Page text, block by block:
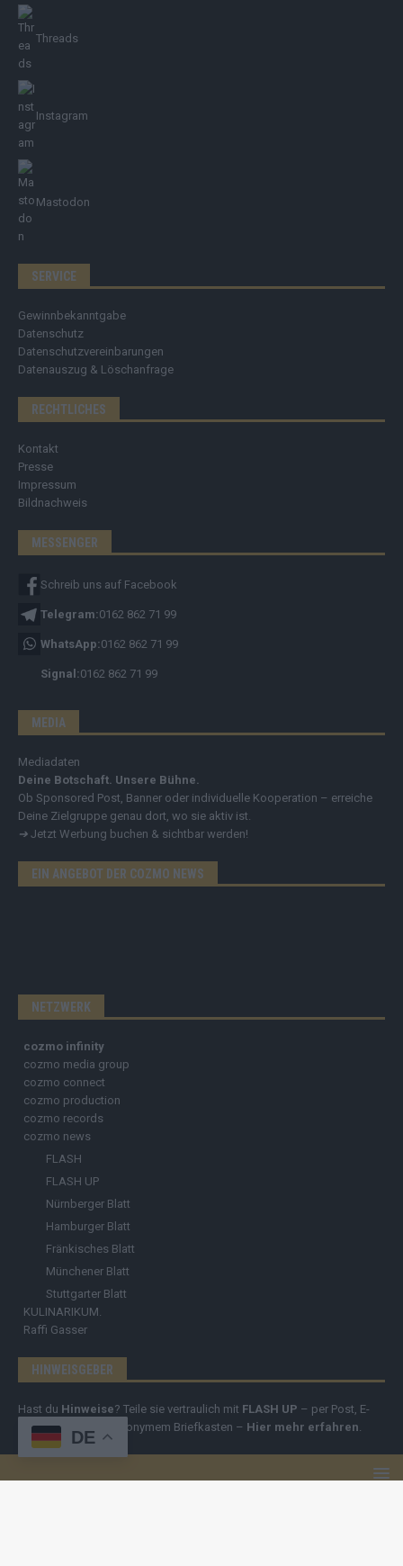
Threads
Instagram
Mastodon
SERVICE
Gewinnbekanntgabe
Datenschutz
Datenschutzvereinbarungen
Datenauszug & Löschanfrage
RECHTLICHES
Kontakt
Presse
Impressum
Bildnachweis
MESSENGER
Schreib uns auf Facebook
Telegram:0162 862 71 99
WhatsApp:0162 862 71 99
Signal:0162 862 71 99
MEDIA
Mediadaten
Deine Botschaft. Unsere Bühne.
Ob Sponsored Post, Banner oder individuelle Kooperation – erreiche
Deine Zielgruppe genau dort, wo sie aktiv ist.
➔ Jetzt Werbung buchen & sichtbar werden!
EIN ANGEBOT DER COZMO NEWS
NETZWERK
cozmo infinity
cozmo media group
cozmo connect
cozmo production
cozmo records
cozmo news
FLASH
FLASH UP
Nürnberger Blatt
Hamburger Blatt
Fränkisches Blatt
Münchener Blatt
Stuttgarter Blatt
KULINARIKUM.
Raffi Gasser
HINWEISGEBER
Hast du Hinweise? Teile sie vertraulich mit FLASH UP – per Post, E-
Mail, Telefon oder anonymem Briefkasten – Hier mehr erfahren.
DE